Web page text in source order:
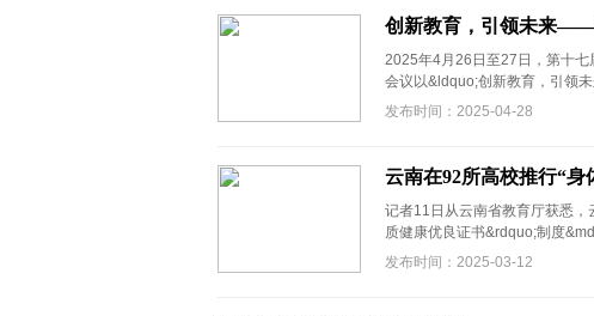
创新教育，引领未来——
2025年4月26日至27日，第十七
会议以&ldquo;创新教育，引领
发布时间：2025-04-28
云南在92所高校推行“身
记者11日从云南省教育厅获悉
质健康优良证书&rdquo;制度
发布时间：2025-03-12